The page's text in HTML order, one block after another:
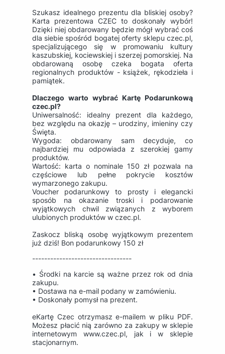
Szukasz idealnego prezentu dla bliskiej osoby?
Karta prezentowa CZEC to doskonały wybór!
Dzięki niej obdarowany będzie mógł wybrać coś
dla siebie spośród bogatej oferty sklepu czec.pl,
specjalizującego się w promowaniu kultury
kaszubskiej, kociewskiej i szerzej pomorskiej. Na
obdarowaną osobę czeka bogata oferta
regionalnych produktów - książek, rękodzieła i
pamiątek.
Dlaczego warto wybrać Kartę Podarunkową
czec.pl?
Uniwersalność: idealny prezent dla każdego,
bez względu na okazję – urodziny, imieniny czy
Święta.
Wygoda: obdarowany sam decyduje, co
najbardziej mu odpowiada z szerokiej gamy
produktów.
Wartość: karta o nominale 150 zł pozwala na
częściowe lub pełne pokrycie kosztów
wymarzonego zakupu.
Voucher podarunkowy to prosty i elegancki
sposób na okazanie troski i podarowanie
wyjątkowych chwil związanych z wyborem
ulubionych produktów w czec.pl.
Zaskocz bliską osobę wyjątkowym prezentem
już dziś! Bon podarunkowy 150 zł
---------------------------------
• Środki na karcie są ważne przez rok od dnia
zakupu.
• Dostawa na e-mail podany w zamówieniu.
• Doskonały pomysł na prezent.
eKartę Czec otrzymasz e-mailem w pliku PDF.
Możesz płacić nią zarówno za zakupy w sklepie
internetowym www.czec.pl, jak i w sklepie
stacjonarnym.